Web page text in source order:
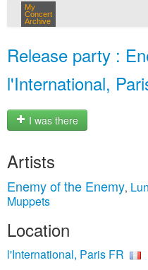
My
Concert
Archive
Release party :
l'International,
I was there
Artists
Enemy of the Enemy,
Muppets
Location
l'International, Paris FR